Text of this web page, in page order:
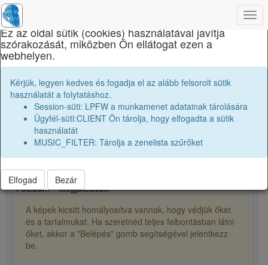
Brassai Sámuel Líceum
0
Főalbum
1
Megjelölések
A képek kicsitt homályosítva vannak, hogy védjük őket
és a tartalmukat. Ha szeretnéd teljes felbontásban látni
őket, akkor a "Belépés" gomb segítségével jelentkezz
be.
×
Ez az oldal sütik (cookies) használatával javítja
szórakozását, miközben Ön ellátogat ezen a
webhelyen.
Kérjük, legyen kedves és fogadja el az alább felsorolt sütik
használatát a folytatáshoz.
Session-süti: LPFW a munkamenet adatainak tárolására
Ügyfél-süti:CLIENT Ön tárolja, hogy elfogadta a sütik
használatát
MUSIC_FILTER: Tárolja a zenelista szűrőket
Elfogad Bezár